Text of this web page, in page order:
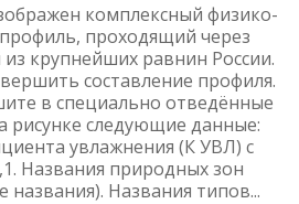
комплексный физико-
проходящий через
крупнейших равнин России.
составление профиля.
в специально отведённые
рисунке следующие данные:
увлажнения (К УВЛ) с
Названия природных зон
Названия типов...